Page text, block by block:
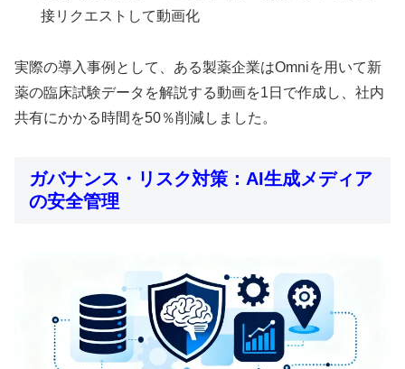
接リクエストして動画化
実際の導入事例として、ある製薬企業はOmniを用いて新
薬の臨床試験データを解説する動画を1日で作成し、社内
共有にかかる時間を50％削減しました。
ガバナンス・リスク対策：AI生成メディア
の安全管理